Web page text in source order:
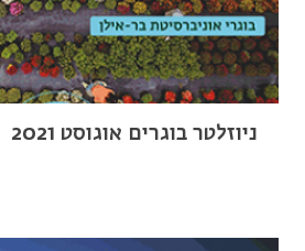
ניוזלטר בוגרים אוגוסט 2021